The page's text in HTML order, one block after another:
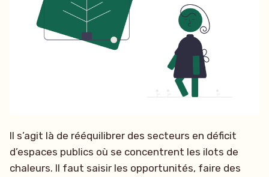
Il s’agit là de rééquilibrer des secteurs en déficit
d’espaces publics où se concentrent les ilots de
chaleurs. Il faut saisir les opportunités, faire des